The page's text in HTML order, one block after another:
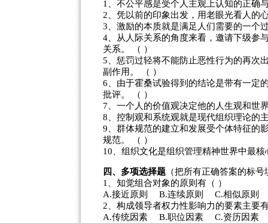
1、不公平感是受个人主观上认知的正确
2、凭以前的印象出发，用老眼光看人的
3、激励的本质就是满足人们需要的一个
4、从人际关系的角度来看，邀请下级参
关系。 （ ）
5、惩罚过轻将不能防止恶性行为的再次
副作用。 （ ）
6、由于霍桑试验得到的结论是带有一定
批评。 （ ）
7、一个人的价值观决定他的人生观和世
8、控制观和系统观就是现代组织理论的
9、群体规范的建立和发展受个体特征的
规范。 （ ）
10、组织文化是组织管理精神世界中最
四、多项选择题 （把所有正确答案的标
1、知觉组合对象的原则有（ ）
A.接近原则 B.连续原则 C.相似原则
2、构成领导者权力性影响力的要素主要
A.传统因素 B.职位因素 C.资历因素